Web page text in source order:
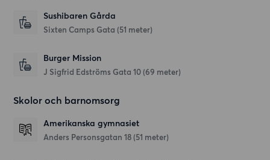
Sushibaren Gårda
Sixten Camps Gata (51 meter)
Burger Mission
J Sigfrid Edströms Gata 10 (69 meter)
Skolor och barnomsorg
Amerikanska gymnasiet
Anders Personsgatan 18 (51 meter)